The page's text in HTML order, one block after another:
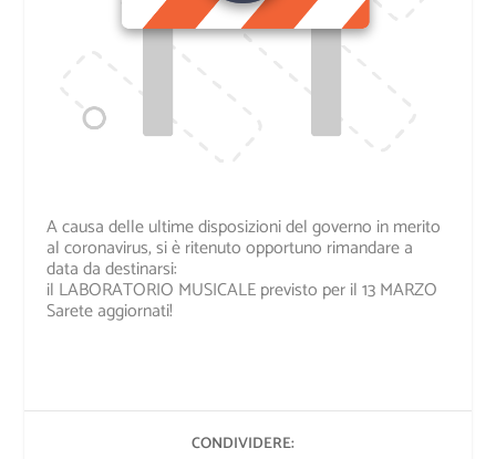
A causa delle ultime disposizioni del governo in merito
al coronavirus, si è ritenuto opportuno rimandare a
data da destinarsi:
il LABORATORIO MUSICALE previsto per il 13 MARZO
Sarete aggiornati!
CONDIVIDERE: